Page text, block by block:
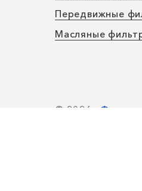
Передвижные
Масляные
© 2026